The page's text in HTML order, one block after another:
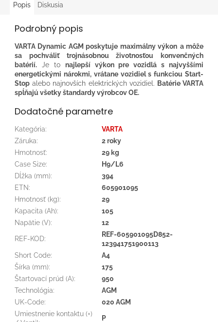
Popis Diskusia
Podrobný popis
VARTA Dynamic AGM poskytuje maximálny výkon a môže
sa pochváliť trojnásobnou životnosťou konvenčných
batérií. Je to najlepší výkon pre vozidlá s najvyššími
energetickými nárokmi, vrátane vozidiel s funkciou Start-
Stop alebo najnovších elektrických vozidiel. Batérie VARTA
spĺňajú všetky štandardy výrobcov OE.
Dodatočné parametre
Kategória:
VARTA
Záruka:
2 roky
Hmotnosť:
29 kg
Case Size:
H9/L6
Dĺžka (mm):
394
ETN:
605901095
Hmotnosť (kg):
29
Kapacita (Ah):
105
Napätie (V): 12
REF-KOD:
REF-605901095D852-
123941751900113
Short Code:
A4
Šírka (mm):
175
Štartovací prúd (A):
950
Technológia:
AGM
UK-Code:
020 AGM
Umiestnenie kontaktu (+)
P